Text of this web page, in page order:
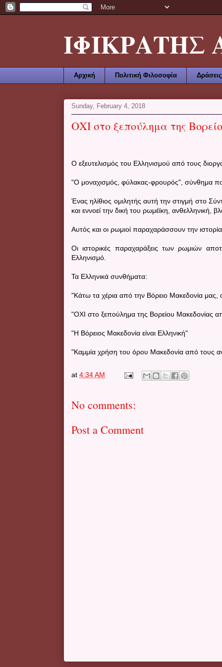
ΙΦΙΚΡΑΤΗΣ
Αρχική Πολιτική Φιλοσοφία Δράσεις
Sunday, February 4, 2018
ΟΧΙ στο ξεπούλημα της
Ο εξευτελισμός του Ελληνισμού από τους
"O μοναχισμός, φύλακας-φρουρός", σύνθημα
Ένας ηλίθιος ομιλητής αυτή την στιγμή στο
και εννοεί την δική του ρωμέϊκη, ανθελληνική,
Αυτός και οι ρωμιοί παραχαράσσουν την
Οι ιστορικές παραχαράξεις των ρωμιών
Ελληνισμό.
Τα Ελληνικά συνθήματα:
"Κάτω τα χέρια από την Βόρειο Μακεδονία μας,
"ΟΧΙ στο ξεπούλημα της Βορείου Μακεδονίας
"Η Βόρειος Μακεδονία είναι Ελληνική"
"Καμμία χρήση του όρου Μακεδονία από τους
at 4:34 AM
No comments:
Post a Comment